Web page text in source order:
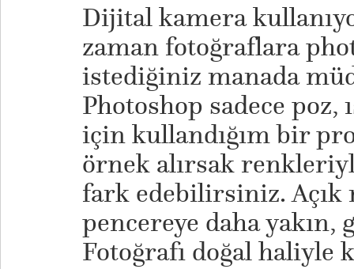
Dijital kamera
zaman fotoğraflara
istediğiniz manada
Photoshop sadece poz,
için kullandığım bir
örnek alırsak
fark edebilirsiniz. Açık
pencereye daha yakın,
Fotoğrafı doğal